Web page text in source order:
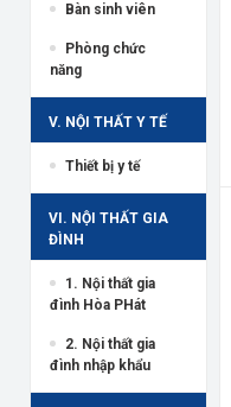
Bàn sinh viên
Phòng chức
năng
V. NỘI THẤT Y TẾ
Thiết bị y tế
VI. NỘI THẤT GIA
ĐÌNH
1. Nội thất gia
đình Hòa PHát
2. Nội thất gia
đình nhập khẩu